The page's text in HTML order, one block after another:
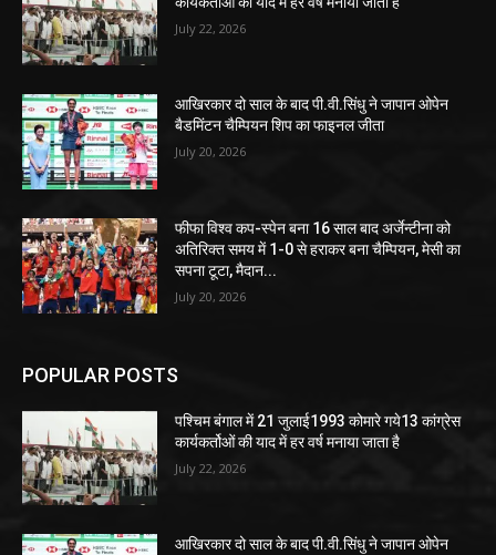
July 22, 2026
आखिरकार दो साल के बाद पी.वी.सिंधु ने जापान ओपेन
बैडमिंटन चैम्पियन शिप का फाइनल जीता
July 20, 2026
फीफा विश्व कप-स्पेन बना 16 साल बाद अर्जेन्टीना को
अतिरिक्त समय में 1-0 से हराकर बना चैम्पियन, मेसी का
सपना टूटा, मैदान...
July 20, 2026
POPULAR POSTS
पश्चिम बंगाल में 21 जुलाई1993 कोमारे गये13 कांग्रेस
कार्यकर्तोओं की याद में हर वर्ष मनाया जाता है
July 22, 2026
आखिरकार दो साल के बाद पी.वी.सिंधु ने जापान ओपेन